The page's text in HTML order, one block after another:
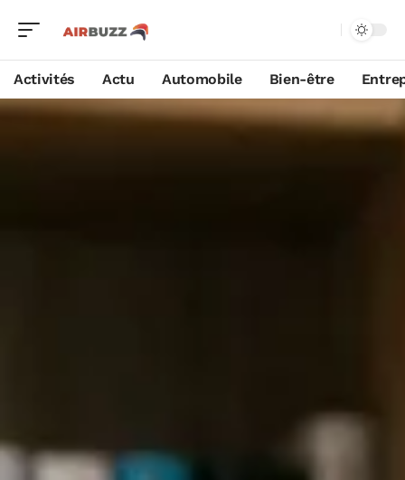
Activités Actu Automobile Bien-être